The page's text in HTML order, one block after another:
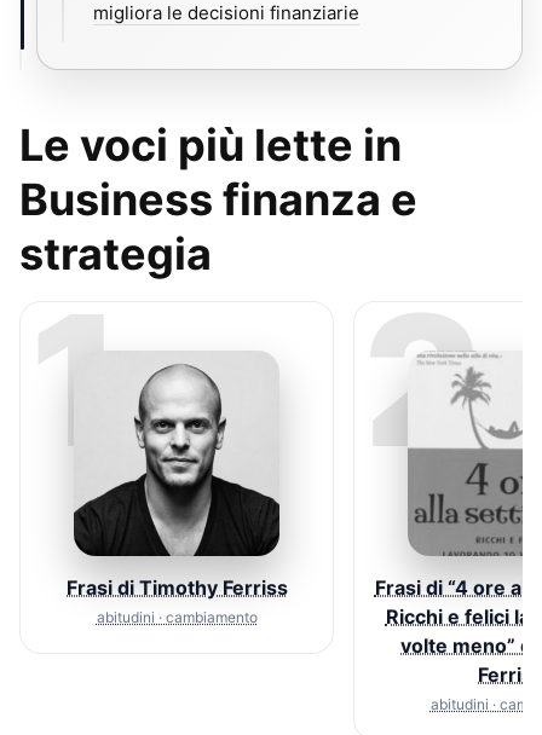
migliora le decisioni finanziarie
Le voci più lette in
Business finanza e
strategia
1
Frasi di Timothy Ferriss
abitudini · cambiamento
2
Frasi di “4 ore
Ricchi e felici
volte meno”
Ferriss
abitudini ·